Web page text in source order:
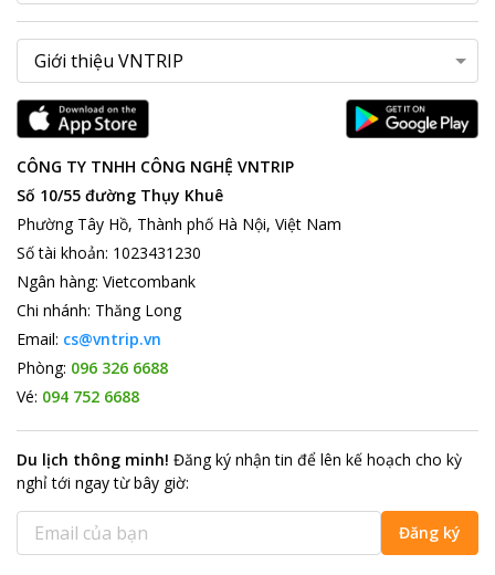
CÔNG TY TNHH CÔNG NGHỆ VNTRIP
Số 10/55 đường Thụy Khuê
Phường Tây Hồ, Thành phố Hà Nội, Việt Nam
Số tài khoản: 1023431230
Ngân hàng: Vietcombank
Chi nhánh: Thăng Long
Email: cs@vntrip.vn
Phòng: 096 326 6688
Vé: 094 752 6688
Du lịch thông minh! Đăng ký nhận tin để lên kế hoạch cho kỳ
nghỉ tới ngay từ bây giờ:
Đăng ký